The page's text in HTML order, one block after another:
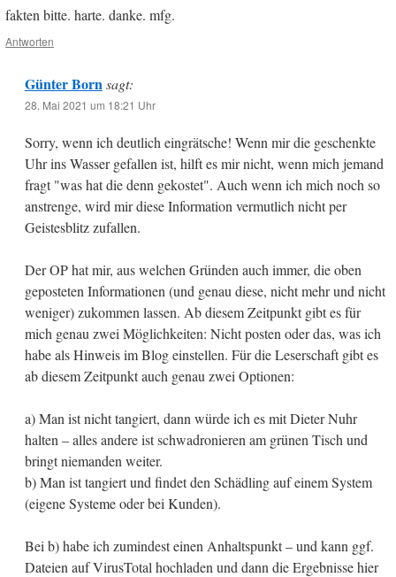
fakten bitte. harte. danke. mfg.
Antworten
Günter Born sagt:
28. Mai 2021 um 18:21 Uhr
Sorry, wenn ich deutlich eingrätsche! Wenn mir die geschenkte
Uhr ins Wasser gefallen ist, hilft es mir nicht, wenn mich jemand
fragt "was hat die denn gekostet". Auch wenn ich mich noch so
anstrenge, wird mir diese Information vermutlich nicht per
Geistesblitz zufallen.
Der OP hat mir, aus welchen Gründen auch immer, die oben
geposteten Informationen (und genau diese, nicht mehr und nicht
weniger) zukommen lassen. Ab diesem Zeitpunkt gibt es für
mich genau zwei Möglichkeiten: Nicht posten oder das, was ich
habe als Hinweis im Blog einstellen. Für die Leserschaft gibt es
ab diesem Zeitpunkt auch genau zwei Optionen:
a) Man ist nicht tangiert, dann würde ich es mit Dieter Nuhr
halten – alles andere ist schwadronieren am grünen Tisch und
bringt niemanden weiter.
b) Man ist tangiert und findet den Schädling auf einem System
(eigene Systeme oder bei Kunden).
Bei b) habe ich zumindest einen Anhaltspunkt – und kann ggf.
Dateien auf VirusTotal hochladen und dann die Ergebnisse hier